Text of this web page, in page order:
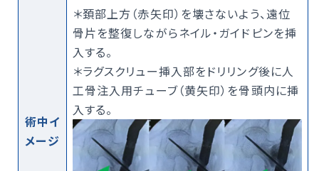
術中イ
メージ
＊頚部上方（赤矢印）を壊さないよう、遠位
骨片を整復しながらネイル・ガイドピンを挿
入する。
＊ラグスクリュー挿入部をドリリング後に人
工骨注入用チューブ（黄矢印）を骨頭内に挿
入する。